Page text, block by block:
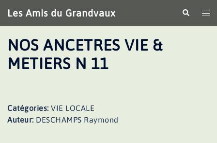
au
contenu
Les Amis du Grandvaux
le
NOS ANCETRES VIE &
METIERS N 11
Catégories: VIE LOCALE
Auteur: DESCHAMPS Raymond